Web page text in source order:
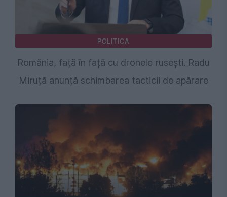
POLITICA
România, față în față cu dronele rusești. Radu
Miruță anunță schimbarea tacticii de apărare